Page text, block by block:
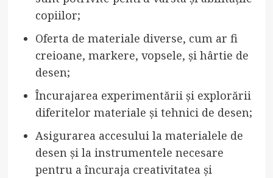
copiilor;
Oferta de materiale diverse, cum ar fi
creioane, markere, vopsele, și hârtie de
desen;
Încurajarea experimentării și explorării
diferitelor materiale și tehnici de desen;
Asigurarea accesului la materialele de
desen și la instrumentele necesare
pentru a încuraja creativitatea și